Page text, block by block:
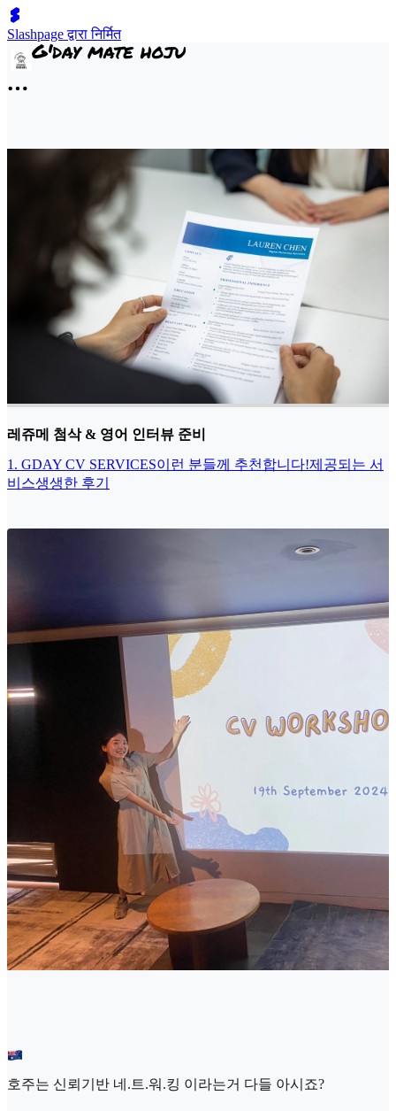
Slashpage द्वारा निर्मित
레쥬메 첨삭 & 영어 인터뷰 준비
1. GDAY CV SERVICES이런 분들께 추천합니다!제공되는 서
비스생생한 후기
호주는 신뢰기반 네.트.워.킹 이라는거 다들 아시죠?